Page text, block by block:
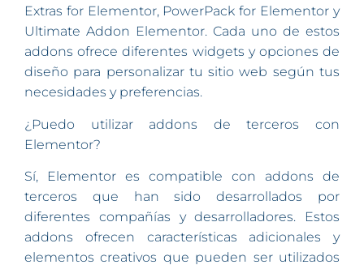
Extras for Elementor, PowerPack for Elementor y
Ultimate Addon Elementor. Cada uno de estos
addons ofrece diferentes widgets y opciones de
diseño para personalizar tu sitio web según tus
necesidades y preferencias.
¿Puedo utilizar addons de terceros con
Elementor?
Sí, Elementor es compatible con addons de
terceros que han sido desarrollados por
diferentes compañías y desarrolladores. Estos
addons ofrecen características adicionales y
elementos creativos que pueden ser utilizados